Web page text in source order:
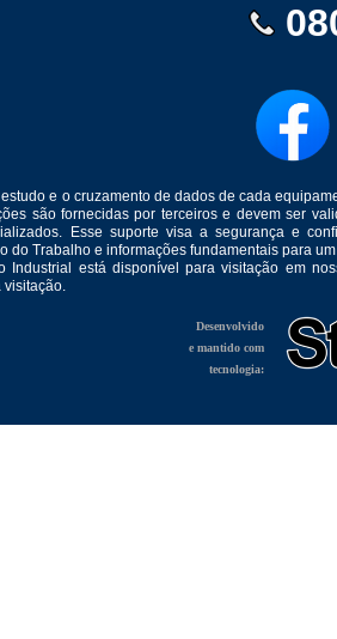
e o cruzamento de dados de cada
são fornecidas por terceiros e devem ser
Esse suporte visa a segurança e
do Trabalho e informações fundamentais para
Industrial está disponível para visitação em
visitação.
Desenvolvido
e mantido com
tecnologia: